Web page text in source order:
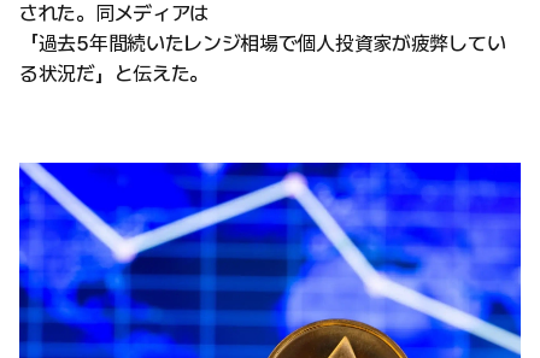
された。同メディアは
「過去5年間続いたレンジ相場で個人投資家が疲弊してい
る状況だ」と伝えた。